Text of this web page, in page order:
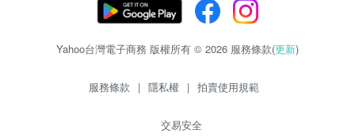
Yahoo台灣電子商務 版權所有 © 2026 服務條款(更新)
服務條款 | 隱私權 | 拍賣使用規範
交易安全